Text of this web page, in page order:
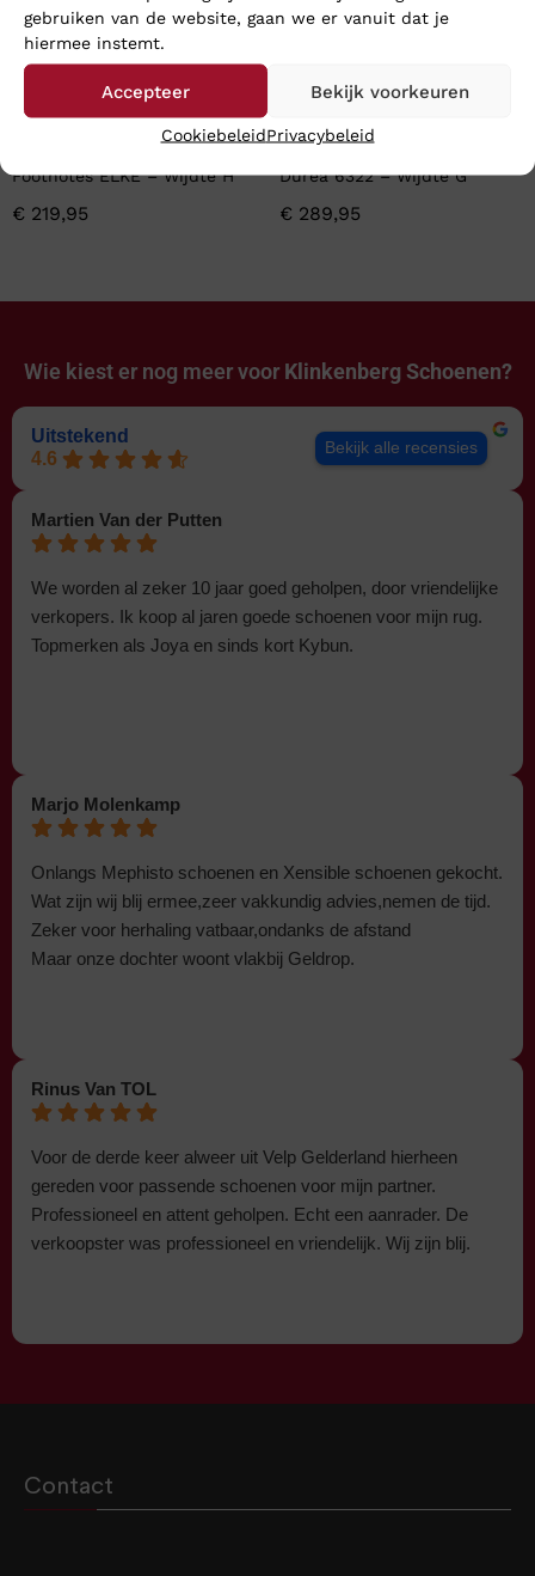
gebruiken van de website, gaan we er vanuit dat je
hiermee instemt.
Accepteer Bekijk voorkeuren
CookiebeleidPrivacybeleid
Footnotes ELKE – Wijdte H
€ 219,95
Durea 6322 – Wijdte G
€ 289,95
Wie kiest er nog meer voor Klinkenberg Schoenen?
Uitstekend
4.6
Bekijk alle recensies
Martien Van der Putten
We worden al zeker 10 jaar goed geholpen, door vriendelijke
verkopers. Ik koop al jaren goede schoenen voor mijn rug.
Topmerken als Joya en sinds kort Kybun.
Marjo Molenkamp
Onlangs Mephisto schoenen en Xensible schoenen gekocht.
Wat zijn wij blij ermee,zeer vakkundig advies,nemen de tijd.
Zeker voor herhaling vatbaar,ondanks de afstand
Maar onze dochter woont vlakbij Geldrop.
Rinus Van TOL
Voor de derde keer alweer uit Velp Gelderland hierheen
gereden voor passende schoenen voor mijn partner.
Professioneel en attent geholpen. Echt een aanrader. De
verkoopster was professioneel en vriendelijk. Wij zijn blij.
Contact